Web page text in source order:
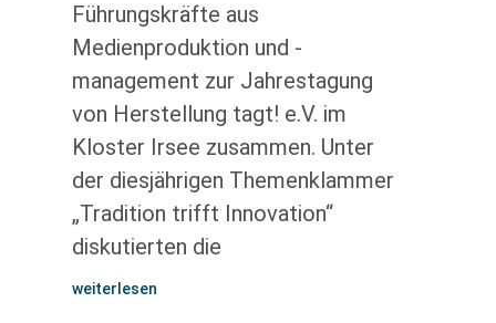
Führungskräfte aus
Medienproduktion und -
management zur Jahrestagung
von Herstellung tagt! e.V. im
Kloster Irsee zusammen. Unter
der diesjährigen Themenklammer
„Tradition trifft Innovation“
diskutierten die
weiterlesen